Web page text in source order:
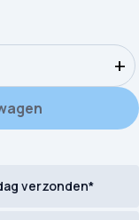
+
verzonden*